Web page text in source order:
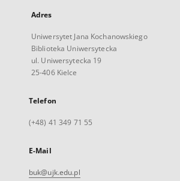
Adres
Uniwersytet Jana Kochanowskiego
Biblioteka Uniwersytecka
ul. Uniwersytecka 19
25-406 Kielce
Telefon
(+48) 41 349 71 55
E-Mail
buk@ujk.edu.pl